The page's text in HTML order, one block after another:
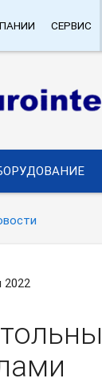
СЕРВИС
2022